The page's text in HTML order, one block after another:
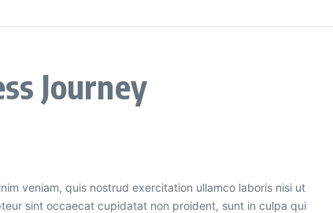
Journey
veniam, quis nostrud exercitation ullamco laboris nisi ut
sint occaecat cupidatat non proident, sunt in culpa qui